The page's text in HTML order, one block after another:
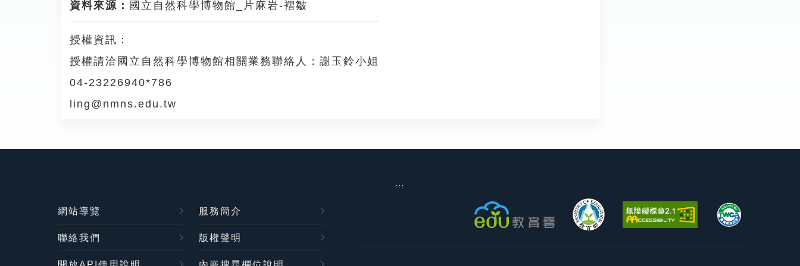
資料來源： 國立自然科學博物館_片麻岩-褶皺
授權資訊：
授權請洽國立自然科學博物館相關業務聯絡人：謝玉鈴小姐
04-23226940*786
ling@nmns.edu.tw
:::
網站導覽 服務簡介
聯絡我們 版權聲明